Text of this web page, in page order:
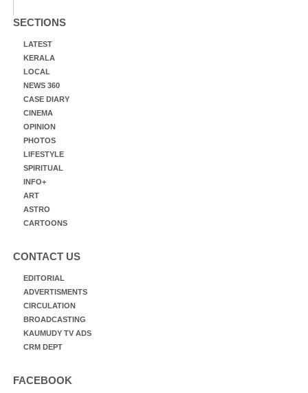
SECTIONS
LATEST
KERALA
LOCAL
NEWS 360
CASE DIARY
CINEMA
OPINION
PHOTOS
LIFESTYLE
SPIRITUAL
INFO+
ART
ASTRO
CARTOONS
CONTACT US
EDITORIAL
ADVERTISMENTS
CIRCULATION
BROADCASTING
KAUMUDY TV ADS
CRM DEPT
FACEBOOK